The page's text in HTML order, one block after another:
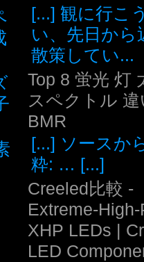
[...] 観に行こ
い、先日から
散策してい...
Top 8 蛍光 灯
スペクトル 違
BMR
[...] ソースか
粋: … [...]
Creeled比較 -
Extreme-
XHP LEDs |
LED